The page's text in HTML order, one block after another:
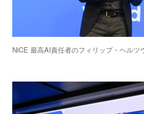
NiCE 最高AI責任者のフィリップ・ヘルツ